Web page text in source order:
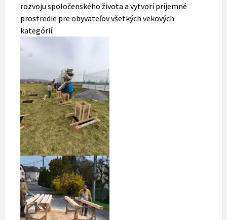
rozvoju spoločenského života a vytvorí príjemné
prostredie pre obyvateľov všetkých vekových
kategórií.